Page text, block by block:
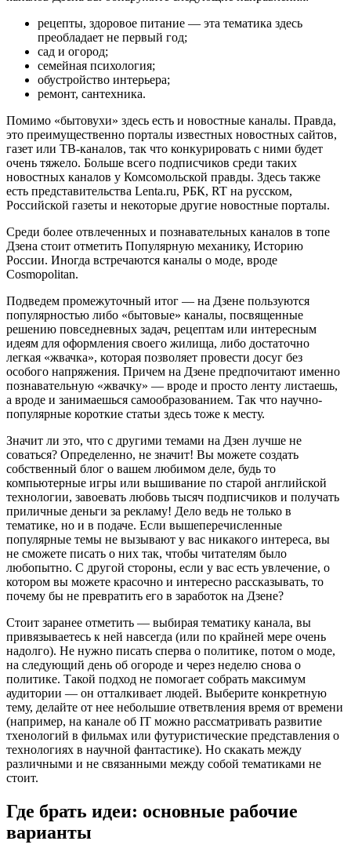
рецепты, здоровое питание — эта тематика здесь
преобладает не первый год;
сад и огород;
семейная психология;
обустройство интерьера;
ремонт, сантехника.
Помимо «бытовухи» здесь есть и новостные каналы. Правда,
это преимущественно порталы известных новостных сайтов,
газет или ТВ-каналов, так что конкурировать с ними будет
очень тяжело. Больше всего подписчиков среди таких
новостных каналов у Комсомольской правды. Здесь также
есть представительства Lenta.ru, РБК, RT на русском,
Российской газеты и некоторые другие новостные порталы.
Среди более отвлеченных и познавательных каналов в топе
Дзена стоит отметить Популярную механику, Историю
России. Иногда встречаются каналы о моде, вроде
Cosmopolitan.
Подведем промежуточный итог — на Дзене пользуются
популярностью либо «бытовые» каналы, посвященные
решению повседневных задач, рецептам или интересным
идеям для оформления своего жилища, либо достаточно
легкая «жвачка», которая позволяет провести досуг без
особого напряжения. Причем на Дзене предпочитают именно
познавательную «жвачку» — вроде и просто ленту листаешь,
а вроде и занимаешься самообразованием. Так что научно-
популярные короткие статьи здесь тоже к месту.
Значит ли это, что с другими темами на Дзен лучше не
соваться? Определенно, не значит! Вы можете создать
собственный блог о вашем любимом деле, будь то
компьютерные игры или вышивание по старой английской
технологии, завоевать любовь тысяч подписчиков и получать
приличные деньги за рекламу! Дело ведь не только в
тематике, но и в подаче. Если вышеперечисленные
популярные темы не вызывают у вас никакого интереса, вы
не сможете писать о них так, чтобы читателям было
любопытно. С другой стороны, если у вас есть увлечение, о
котором вы можете красочно и интересно рассказывать, то
почему бы не превратить его в заработок на Дзене?
Стоит заранее отметить — выбирая тематику канала, вы
привязываетесь к ней навсегда (или по крайней мере очень
надолго). Не нужно писать сперва о политике, потом о моде,
на следующий день об огороде и через неделю снова о
политике. Такой подход не помогает собрать максимум
аудитории — он отталкивает людей. Выберите конкретную
тему, делайте от нее небольшие ответвления время от времени
(например, на канале об IT можно рассматривать развитие
тхенологий в фильмах или футуристические представления о
технологиях в научной фантастике). Но скакать между
различными и не связанными между собой тематиками не
стоит.
Где брать идеи: основные рабочие
варианты